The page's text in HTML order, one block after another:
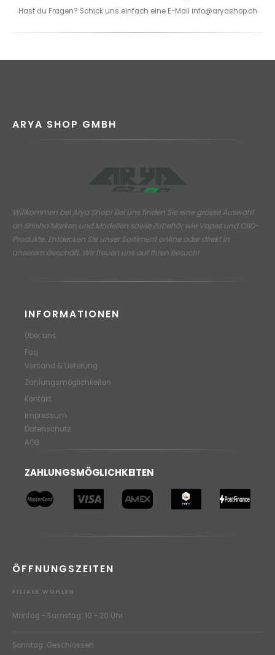
Hast du Fragen? Schick uns einfach eine E-Mail info@aryashop.ch
ARYA SHOP GMBH
Willkommen bei Arya Shop! Bei uns finden Sie eine grosse Auswahl
an Shisha Marken und Modellen sowie Zubehör wie Vapes und CBD-
Produkte. Entdecken Sie unser Sortiment online oder direkt in
unserem Geschäft. Wir freuen uns auf Ihren Besuch!
INFORMATIONEN
Über uns
Faq
Versand & Lieferung
Zahlungsmöglichkeiten
Kontakt
Impressum
Datenschutz
AGB
ZAHLUNGSMÖGLICHKEITEN
ÖFFNUNGSZEITEN
FILIALE WOHLEN
Montag - Samstag: 10 - 20 Uhr
Sonntag: Geschlossen